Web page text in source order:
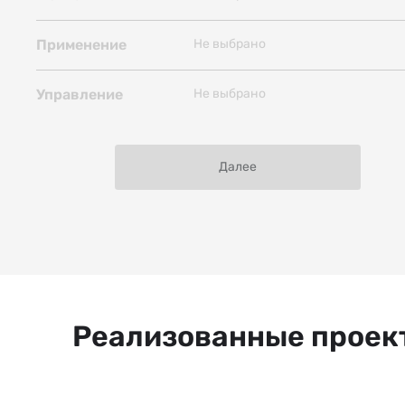
Применение Не выбрано
Управление Не выбрано
Асинхронное
Далее
Реализованные